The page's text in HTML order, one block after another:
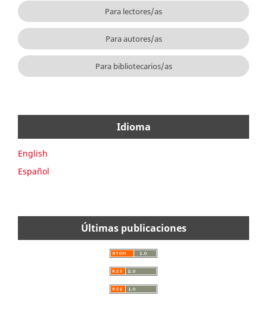
Para lectores/as
Para autores/as
Para bibliotecarios/as
Idioma
English
Español
Últimas publicaciones